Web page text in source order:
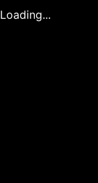
Loading...